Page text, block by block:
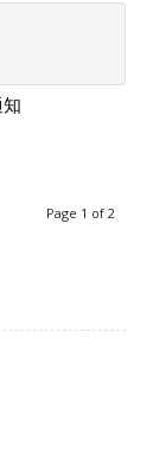
Page 1 of 2